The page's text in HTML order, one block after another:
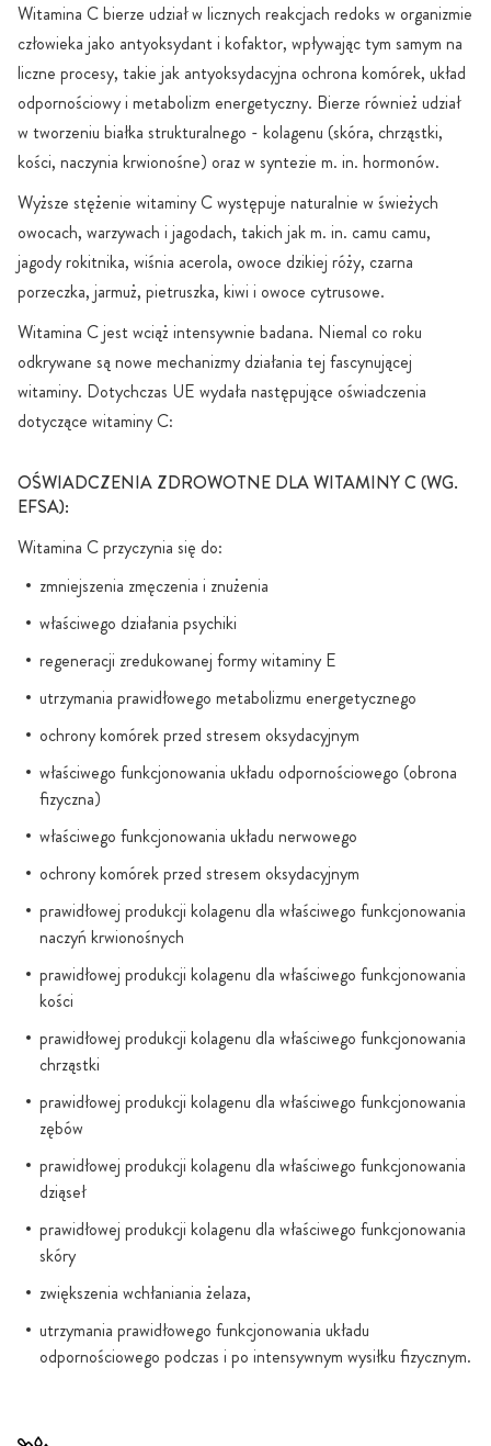
Witamina C bierze udział w licznych reakcjach redoks w organizmie
człowieka jako antyoksydant i kofaktor, wpływając tym samym na
liczne procesy, takie jak antyoksydacyjna ochrona komórek, układ
odpornościowy i metabolizm energetyczny. Bierze również udział
w tworzeniu białka strukturalnego - kolagenu (skóra, chrząstki,
kości, naczynia krwionośne) oraz w syntezie m. in. hormonów.
Wyższe stężenie witaminy C występuje naturalnie w świeżych
owocach, warzywach i jagodach, takich jak m. in. camu camu,
jagody rokitnika, wiśnia acerola, owoce dzikiej róży, czarna
porzeczka, jarmuż, pietruszka, kiwi i owoce cytrusowe.
Witamina C jest wciąż intensywnie badana. Niemal co roku
odkrywane są nowe mechanizmy działania tej fascynującej
witaminy. Dotychczas UE wydała następujące oświadczenia
dotyczące witaminy C:
OŚWIADCZENIA ZDROWOTNE DLA WITAMINY C (WG.
EFSA):
Witamina C przyczynia się do:
zmniejszenia zmęczenia i znużenia
właściwego działania psychiki
regeneracji zredukowanej formy witaminy E
utrzymania prawidłowego metabolizmu energetycznego
ochrony komórek przed stresem oksydacyjnym
właściwego funkcjonowania układu odpornościowego (obrona
fizyczna)
właściwego funkcjonowania układu nerwowego
ochrony komórek przed stresem oksydacyjnym
prawidłowej produkcji kolagenu dla właściwego funkcjonowania
naczyń krwionośnych
prawidłowej produkcji kolagenu dla właściwego funkcjonowania
kości
prawidłowej produkcji kolagenu dla właściwego funkcjonowania
chrząstki
prawidłowej produkcji kolagenu dla właściwego funkcjonowania
zębów
prawidłowej produkcji kolagenu dla właściwego funkcjonowania
dziąseł
prawidłowej produkcji kolagenu dla właściwego funkcjonowania
skóry
zwiększenia wchłaniania żelaza,
utrzymania prawidłowego funkcjonowania układu
odpornościowego podczas i po intensywnym wysiłku fizycznym.